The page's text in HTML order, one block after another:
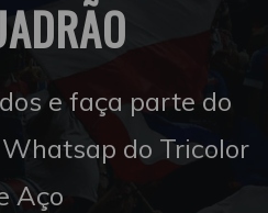
e faça parte do
do Tricolor
Aço